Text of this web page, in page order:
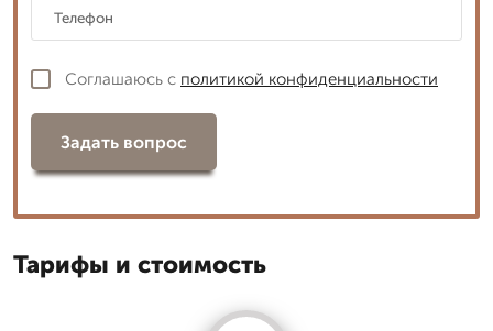
Соглашаюсь с политикой конфиденциальности
Задать вопрос
Тарифы и стоимость